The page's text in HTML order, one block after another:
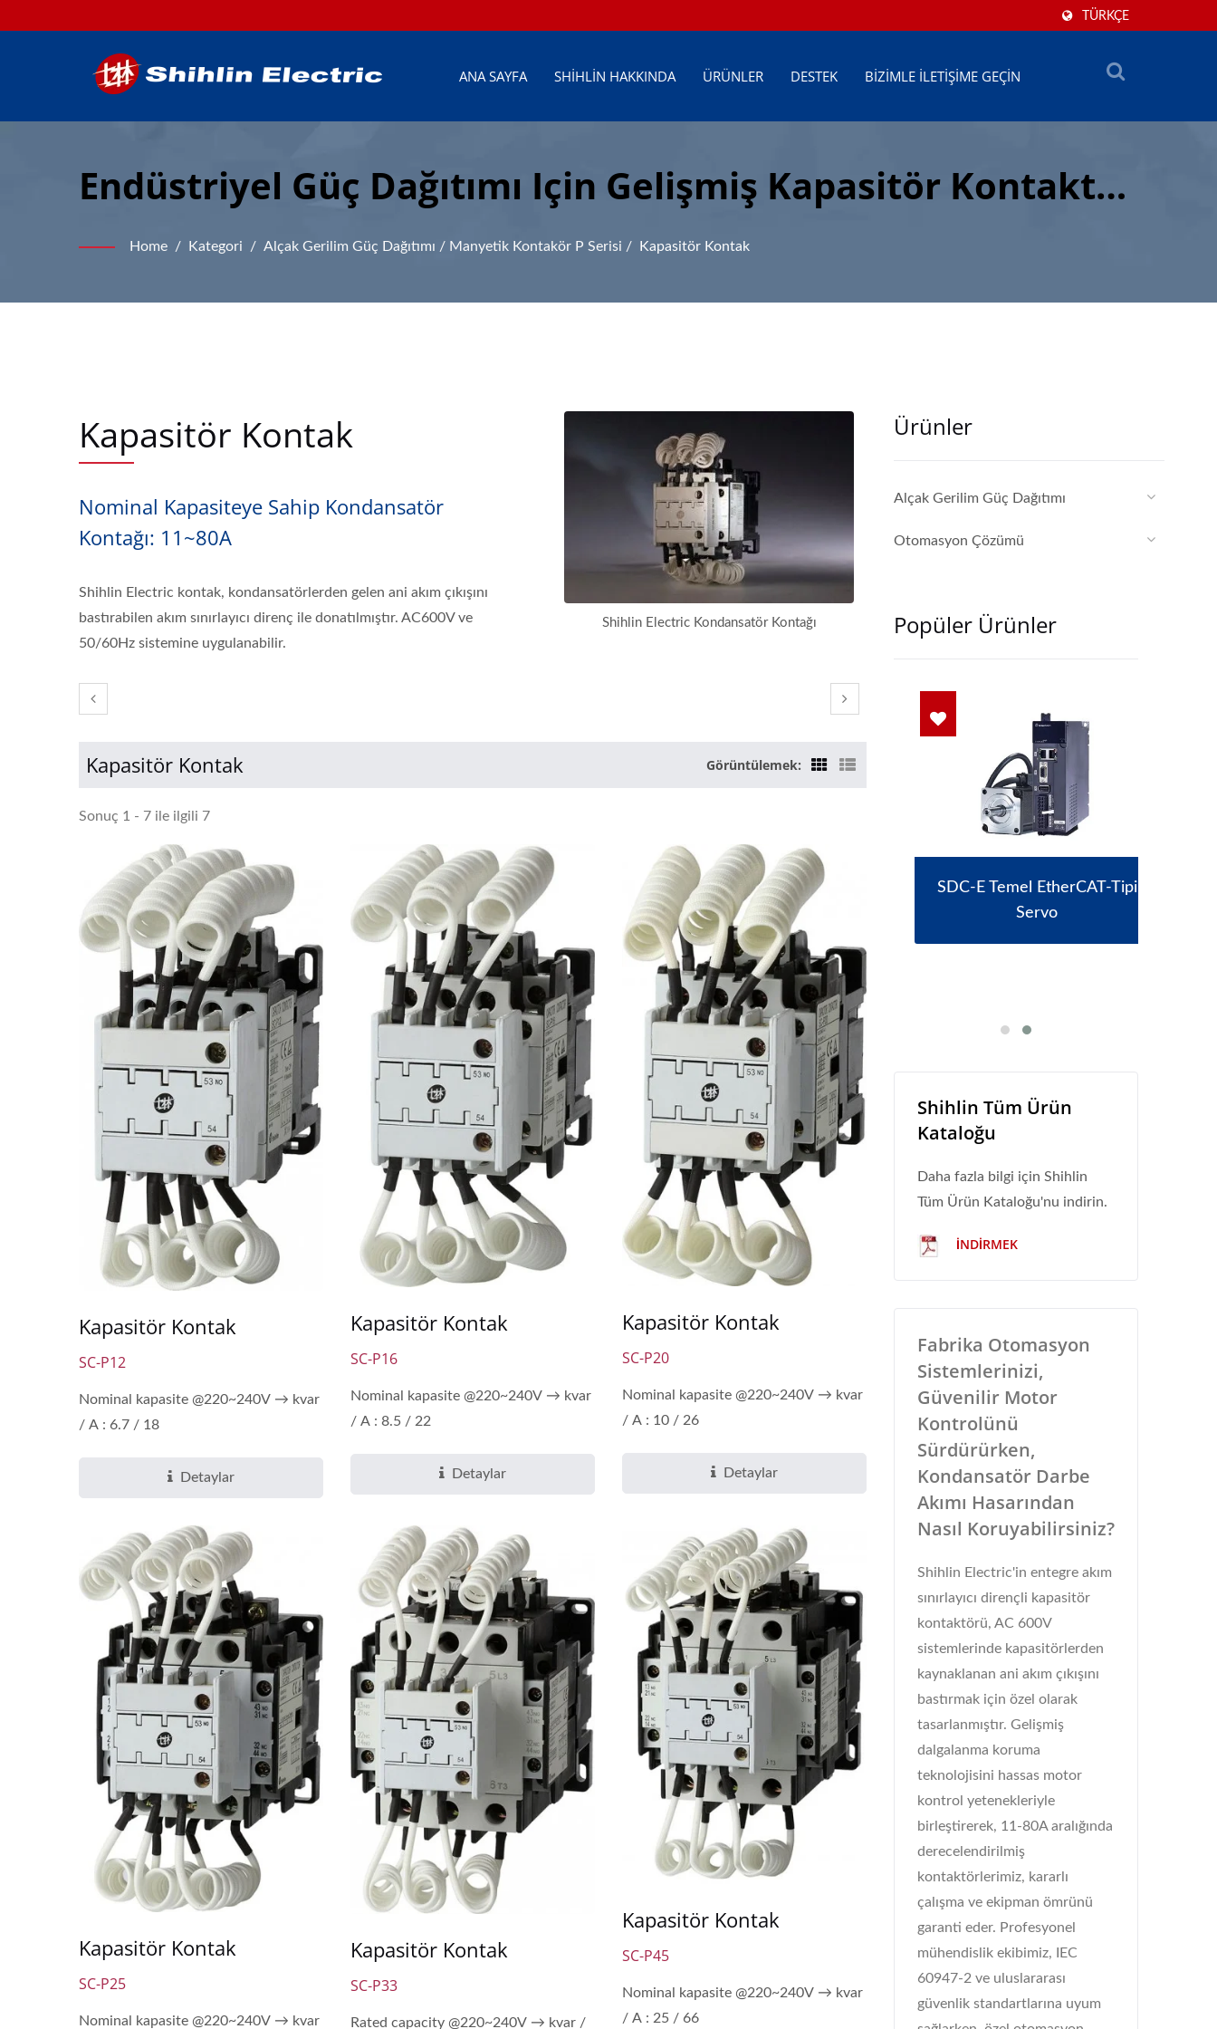
TÜRKÇE
ANA SAYFA SHIHLIN HAKKINDA ÜRÜNLER DESTEK BIZIMLE İLETIŞIME GEÇIN
Endüstriyel Güç Dağıtımı Için Gelişmiş Kapasitör Kontaktör
Çözümleri
Home / Kategori / Alçak Gerilim Güç Dağıtımı / Manyetik Kontakör P Serisi / Kapasitör Kontak
Shihlin Electric Kondansatör Kontağı
Kapasitör Kontak
Nominal Kapasiteye Sahip Kondansatör
Kontağı: 11~80A
Shihlin Electric kontak, kondansatörlerden gelen ani akım çıkışını
bastırabilen akım sınırlayıcı direnç ile donatılmıştır. AC600V ve
50/60Hz sistemine uygulanabilir.
Kapasitör Kontak Görüntülemek:
Sonuç 1 - 7 ile ilgili 7
Kapasitör Kontak
SC-P12
Nominal kapasite @220~240V → kvar
/ A : 6.7 / 18
Detaylar
Kapasitör Kontak
SC-P16
Nominal kapasite @220~240V → kvar
/ A : 8.5 / 22
Detaylar
Kapasitör Kontak
SC-P20
Nominal kapasite @220~240V → kvar
/ A : 10 / 26
Detaylar
Kapasitör Kontak
SC-P25
Nominal kapasite @220~240V → kvar
Kapasitör Kontak
SC-P33
Rated capacity @220~240V → kvar /
Kapasitör Kontak
SC-P45
Nominal kapasite @220~240V → kvar
/ A : 25 / 66
Ürünler
Alçak Gerilim Güç Dağıtımı
Otomasyon Çözümü
Popüler Ürünler
Hava Kesici
SDC-E Temel EtherCAT-Tipi
Servo
Hava Kesici
SDC-E Temel EtherCAT-Tipi
Servo
Shihlin Tüm Ürün
Kataloğu
Daha fazla bilgi için Shihlin
Tüm Ürün Kataloğu'nu indirin.
İNDIRMEK
Fabrika Otomasyon
Sistemlerinizi,
Güvenilir Motor
Kontrolünü
Sürdürürken,
Kondansatör Darbe
Akımı Hasarından
Nasıl Koruyabilirsiniz?
Shihlin Electric'in entegre akım
sınırlayıcı dirençli kapasitör
kontaktörü, AC 600V
sistemlerinde kapasitörlerden
kaynaklanan ani akım çıkışını
bastırmak için özel olarak
tasarlanmıştır. Gelişmiş
dalgalanma koruma
teknolojisini hassas motor
kontrol yetenekleriyle
birleştirerek, 11-80A aralığında
derecelendirilmiş
kontaktörlerimiz, kararlı
çalışma ve ekipman ömrünü
garanti eder. Profesyonel
mühendislik ekibimiz, IEC
60947-2 ve uluslararası
güvenlik standartlarına uyum